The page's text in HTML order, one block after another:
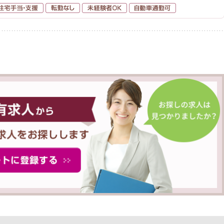
給与 住宅手当・支援 転勤なし 未経験者OK